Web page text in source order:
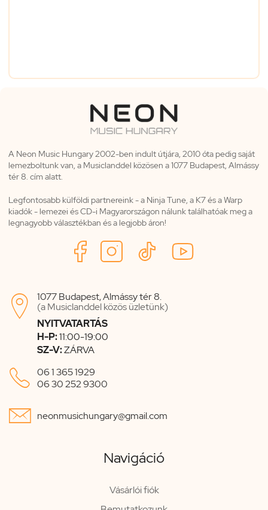
A Neon Music Hungary 2002-ben indult útjára, 2010 óta pedig saját
lemezboltunk van, a Musiclanddel közösen a 1077 Budapest, Almássy
tér 8. cím alatt.
Legfontosabb külföldi partnereink - a Ninja Tune, a K7 és a Warp
kiadók - lemezei és CD-i Magyarországon nálunk találhatóak meg a
legnagyobb választékban és a legjobb áron!

1077 Budapest, Almássy tér 8.
(a Musiclanddel közös üzletünk)
NYITVATARTÁS
H-P:11:00-19:00
SZ-V:ZÁRVA
 06 1 365 1929
06 30 252 9300
 neonmusichungary@gmail.com
Navigáció
Vásárlói fiók